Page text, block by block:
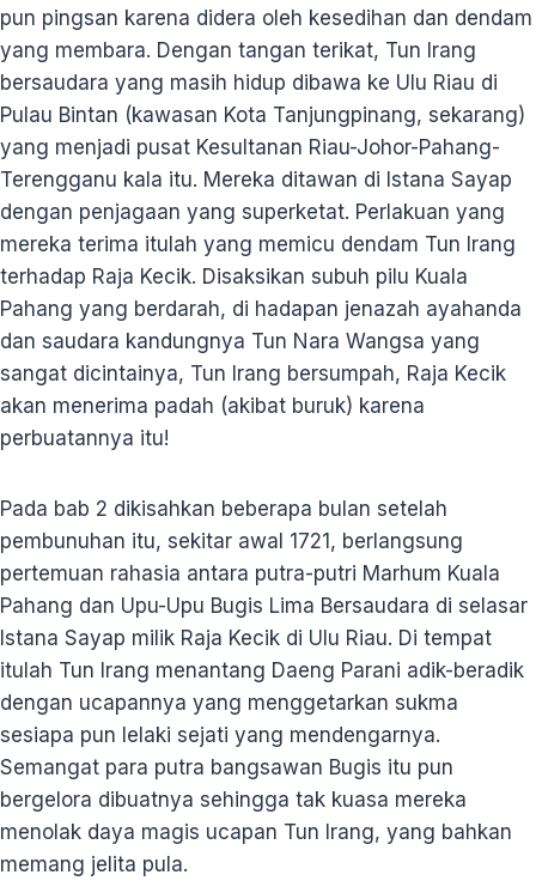
pun pingsan karena didera oleh kesedihan dan dendam
yang membara. Dengan tangan terikat, Tun Irang
bersaudara yang masih hidup dibawa ke Ulu Riau di
Pulau Bintan (kawasan Kota Tanjungpinang, sekarang)
yang menjadi pusat Kesultanan Riau-Johor-Pahang-
Terengganu kala itu. Mereka ditawan di Istana Sayap
dengan penjagaan yang superketat. Perlakuan yang
mereka terima itulah yang memicu dendam Tun Irang
terhadap Raja Kecik. Disaksikan subuh pilu Kuala
Pahang yang berdarah, di hadapan jenazah ayahanda
dan saudara kandungnya Tun Nara Wangsa yang
sangat dicintainya, Tun Irang bersumpah, Raja Kecik
akan menerima padah (akibat buruk) karena
perbuatannya itu!
Pada bab 2 dikisahkan beberapa bulan setelah
pembunuhan itu, sekitar awal 1721, berlangsung
pertemuan rahasia antara putra-putri Marhum Kuala
Pahang dan Upu-Upu Bugis Lima Bersaudara di selasar
Istana Sayap milik Raja Kecik di Ulu Riau. Di tempat
itulah Tun Irang menantang Daeng Parani adik-beradik
dengan ucapannya yang menggetarkan sukma
sesiapa pun lelaki sejati yang mendengarnya.
Semangat para putra bangsawan Bugis itu pun
bergelora dibuatnya sehingga tak kuasa mereka
menolak daya magis ucapan Tun Irang, yang bahkan
memang jelita pula.